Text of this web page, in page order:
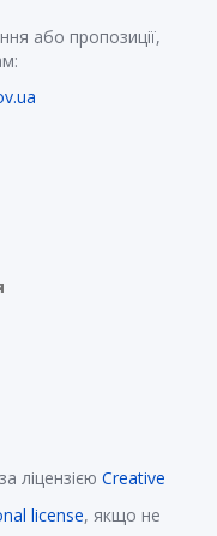
або пропозиції,
ліцензією Creative
license, якщо не